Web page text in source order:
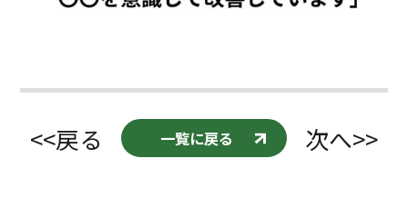
<<戻る 一覧に戻る 次へ>>